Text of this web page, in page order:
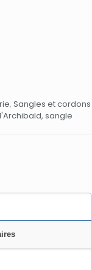
, Sangles et cordons
, sangle